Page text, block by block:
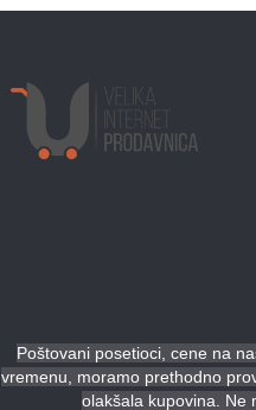
Poštovani posetioci, cene na
vremenu, moramo prethodno
olakšala kupovina. Ne